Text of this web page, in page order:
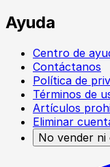
Ayuda
Centro de
Contáctanos
Política de
Términos de
Artículos
Eliminar
No vender